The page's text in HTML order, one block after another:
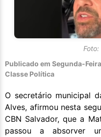
Publicado em Segunda-
Classe Política
O secretário municipal
Alves, afirmou nesta
CBN Salvador, que a
passou a absorver